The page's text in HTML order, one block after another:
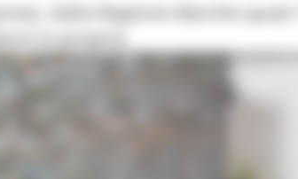
dalla Regione Marche
in proprio